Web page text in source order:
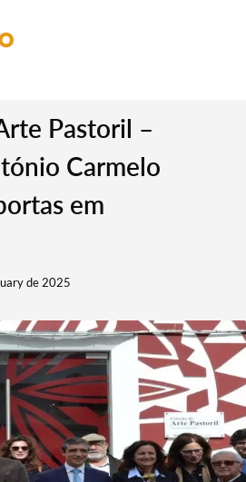
Pastoril –
Carmelo
em
de 2025